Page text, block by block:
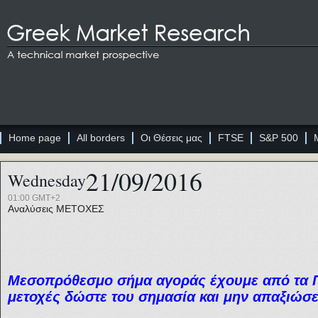
Home page All borders Οι Θέσεις μας FTSE S&P 500
Wednesday21/09/2016
01:00 GMT+2
Αναλύσεις ΜΕΤΟΧΕΣ
Μεσοπρόθεσμο σήμα αγοράς έχουμε από τα
μετοχές δώστε του σημασία και μην